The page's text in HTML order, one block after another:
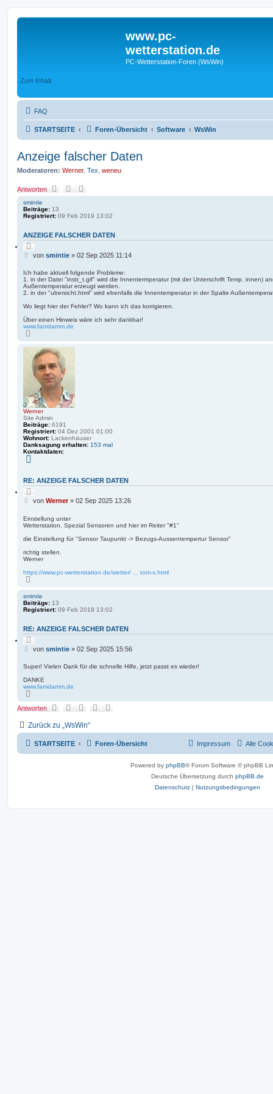
www.pc-
wetterstation.de
PC-Wetterstation-Foren (WsWin)
Zum Inhalt
FAQ
STARTSEITE Foren-Übersicht Software WsWin
Anzeige falscher Daten
Moderatoren: Werner, Tex weneu
Antworten
smintie
Beiträge: 13
Registriert: 09 Feb 2019 13:02
ANZEIGE FALSCHER DATEN
Z
i
t
e
r
e
n
B
i
t
r
a
g
von smintie» 02 Sep 2025 11:14
Ich habe aktuell folgende Probleme:
1. in der Datei "instr_t.gif" wird die Innentermperatur (mit der Unterschrift Temp. innen)
Außentemperatur erzeugt werden.
2. in der "ubersicht.html" wird ebenfalls die Innentemperatur in der Spalte
Wo liegt hier der Fehler? Wo kann ich das korrigieren.
Über einen Hinweis wäre ich sehr dankbar!
www.famdamm.de
c
h
o
b
e
n
Werner
Site Admin
Beiträge: 6191
Registriert: 04 Dez 2001 01:00
Wohnort: Lackenhäuser
Danksagung erhalten: 153 mal
Kontaktdaten:
a
d
t
e
v
n
W
r
r
RE: ANZEIGE FALSCHER DATEN
t
e
r
n
B
i
t
a
g
von Werner» 02 Sep 2025 13:26
Einstellung unter
Wetterstation, Spezial Sensoren und hier im Reiter "#1"
die Einstellung für "Sensor Taupunkt -> Bezugs-Aussentempertur Sensor"
richtig stellen.
Werner
https://www.pc-wetterstation.de/wetter/ ... tom-x.html
c
h
o
b
smintie
Beiträge: 13
Registriert: 09 Feb 2019 13:02
RE: ANZEIGE FALSCHER DATEN
Z
i
t
e
e
n
B
i
r
a
von smintie» 02 Sep 2025 15:56
Super! Vielen Dank für die schnelle Hilfe, jetzt passt es wieder!
DANKE
www.famdamm.de
c
h
b
e
Antworten
Zurück zu „WsWin“
STARTSEITE Foren-Übersicht Alle
Impressum
Powered by phpBB® Forum Software © phpBB
Deutsche Übersetzung durch phpBB.de
Datenschutz | Nutzungsbedingungen